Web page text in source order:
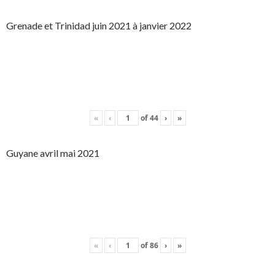
Grenade et Trinidad juin 2021 à janvier 2022
« ‹ of44 › »
Guyane avril mai 2021
« ‹ of86 › »